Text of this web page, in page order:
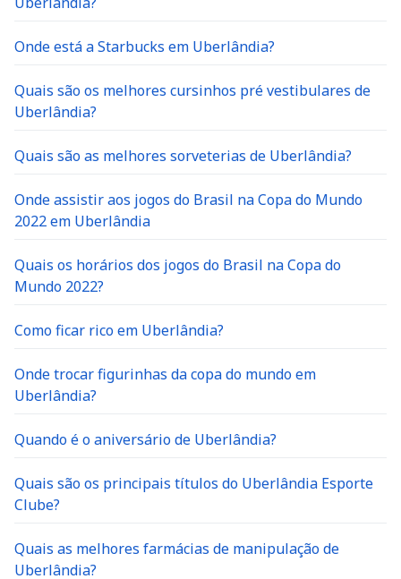
Onde está a Starbucks em Uberlândia?
Quais são os melhores cursinhos pré vestibulares de
Uberlândia?
Quais são as melhores sorveterias de Uberlândia?
Onde assistir aos jogos do Brasil na Copa do Mundo
2022 em Uberlândia
Quais os horários dos jogos do Brasil na Copa do
Mundo 2022?
Como ficar rico em Uberlândia?
Onde trocar figurinhas da copa do mundo em
Uberlândia?
Quando é o aniversário de Uberlândia?
Quais são os principais títulos do Uberlândia Esporte
Clube?
Quais as melhores farmácias de manipulação de
Uberlândia?